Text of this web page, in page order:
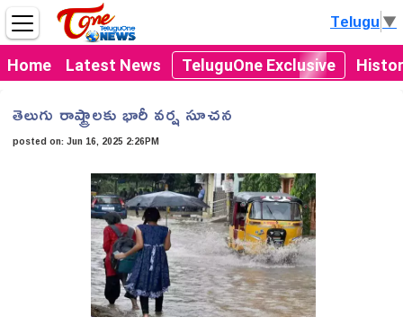
Home Latest News TeluguOne Exclusive
Telugu▼
తెలుగు రాష్ట్రాలకు భారీ వర్ష సూచన
posted on:Jun 16, 2025 2:26PM